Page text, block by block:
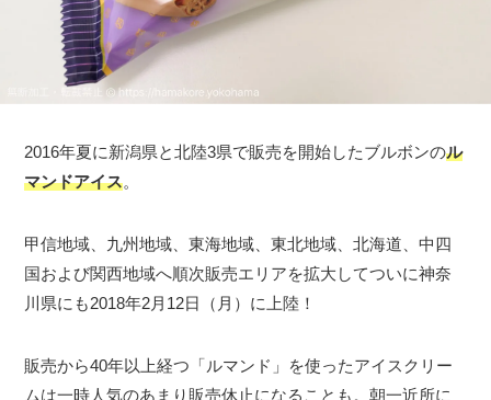
2016年夏に新潟県と北陸3県で販売を開始したブルボンのル
マンドアイス。
甲信地域、九州地域、東海地域、東北地域、北海道、中四
国および関西地域へ順次販売エリアを拡大してついに神奈
川県にも2018年2月12日（月）に上陸！
販売から40年以上経つ「ルマンド」を使ったアイスクリー
ムは一時人気のあまり販売休止になることも。朝一近所に